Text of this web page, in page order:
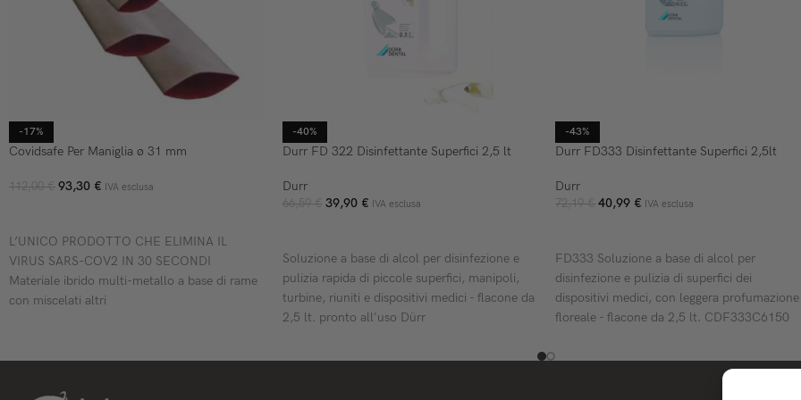
-17%
Covidsafe Per Maniglia ø 31 mm
112,00€ 93,30 € IVA esclusa
L’UNICO PRODOTTO CHE ELIMINA IL
VIRUS SARS-COV2 IN 30 SECONDI
Materiale ibrido multi-metallo a base di rame
con miscelati altri
-40%
Durr FD 322 Disinfettante Superfici 2,5 lt
Durr
66,59€ 39,90 € IVA esclusa
Soluzione a base di alcol per disinfezione e
pulizia rapida di piccole superfici, manipoli,
turbine, riuniti e dispositivi medici - flacone da
2,5 lt. pronto all'uso Dürr
-43%
Durr FD333 Disinfettante Superfici 2,5lt
Durr
72,19€ 40,99 € IVA esclusa
FD333 Soluzione a base di alcol per
disinfezione e pulizia di superfici dei
dispositivi medici, con leggera profumazione
floreale - flacone da 2,5 lt. CDF333C6150